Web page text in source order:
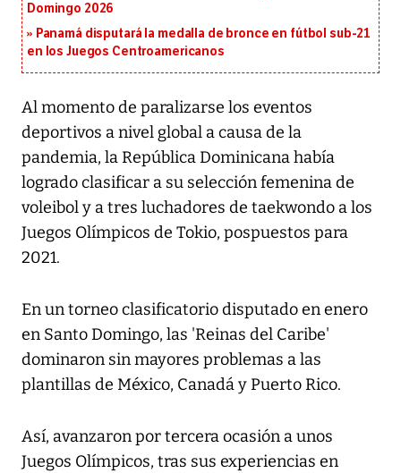
Domingo 2026
Panamá disputará la medalla de bronce en fútbol sub-21
en los Juegos Centroamericanos
Al momento de paralizarse los eventos
deportivos a nivel global a causa de la
pandemia, la República Dominicana había
logrado clasificar a su selección femenina de
voleibol y a tres luchadores de taekwondo a los
Juegos Olímpicos de Tokio, pospuestos para
2021.
En un torneo clasificatorio disputado en enero
en Santo Domingo, las 'Reinas del Caribe'
dominaron sin mayores problemas a las
plantillas de México, Canadá y Puerto Rico.
Así, avanzaron por tercera ocasión a unos
Juegos Olímpicos, tras sus experiencias en